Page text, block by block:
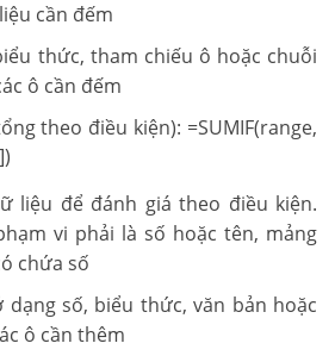
cần đếm
thức, tham chiếu ô hoặc chuỗi
ô cần đếm
theo điều kiện): =SUMIF(range,
liệu để đánh giá theo điều kiện.
vi phải là số hoặc tên, mảng
chứa số
dạng số, biểu thức, văn bản hoặc
ô cần thêm